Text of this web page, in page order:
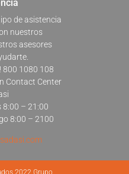
de asistencia
nuestros
asesores
800 1080 108
Contact Center
8:00 – 21:00
8:00 – 2100
2022 Grupo